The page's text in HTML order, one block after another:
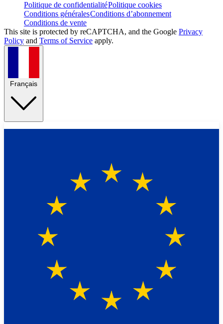
Politique de confidentialitéPolitique cookies
Conditions généralesConditions d’abonnement
Conditions de vente
This site is protected by reCAPTCHA, and the Google Privacy
Policy and Terms of Service apply.
Français